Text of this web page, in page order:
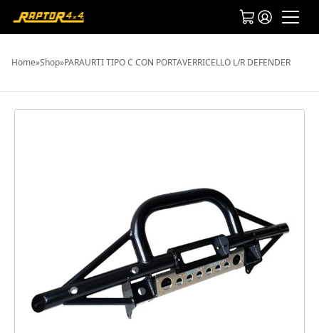
Home»Shop»PARAURTI TIPO C CON PORTAVERRICELLO L/R DEFENDER